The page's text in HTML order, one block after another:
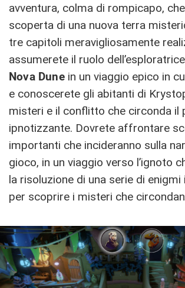
avventura, colma di rompicapo,
scoperta di una nuova terra
tre capitoli meravigliosamente
assumerete il ruolo
Nova Dunein un viaggio epico in
e conoscerete gli abitanti di
misteri e il conflitto che circonda il
ipnotizzante. Dovrete affrontare
importanti che incideranno sulla
gioco, in un viaggio verso l’ignoto
la risoluzione di una serie di
per scoprire i misteri che